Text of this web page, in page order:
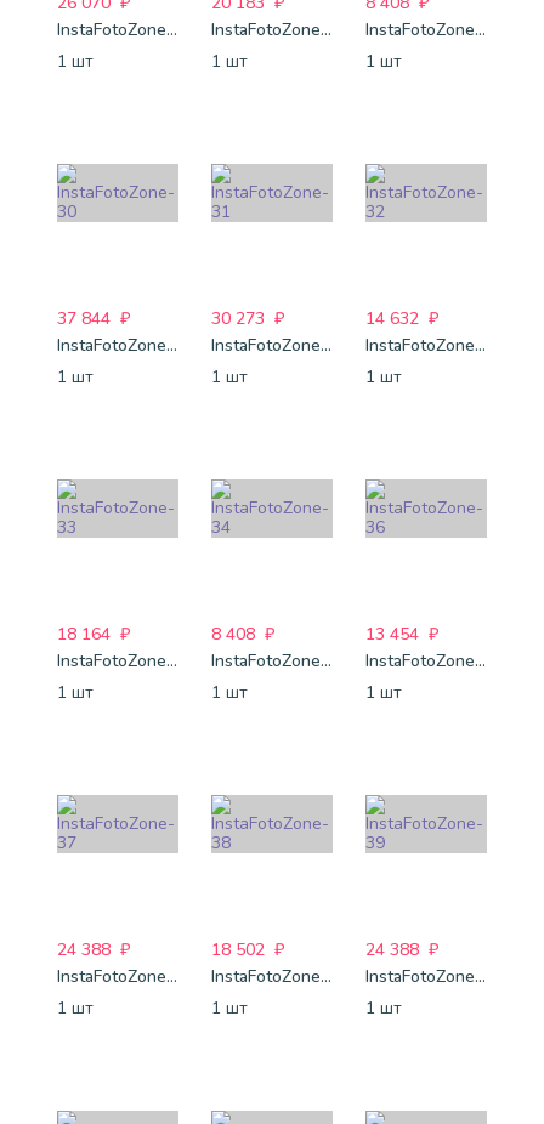
InstaFotoZone-27
1 шт
InstaFotoZone-28
1 шт
InstaFotoZone-29
1 шт
37 844 ₽
InstaFotoZone-30
1 шт
30 273 ₽
InstaFotoZone-31
1 шт
14 632 ₽
InstaFotoZone-32
1 шт
18 164 ₽
InstaFotoZone-33
1 шт
8 408 ₽
InstaFotoZone-34
1 шт
13 454 ₽
InstaFotoZone-36
1 шт
24 388 ₽
InstaFotoZone-37
1 шт
18 502 ₽
InstaFotoZone-38
1 шт
24 388 ₽
InstaFotoZone-39
1 шт